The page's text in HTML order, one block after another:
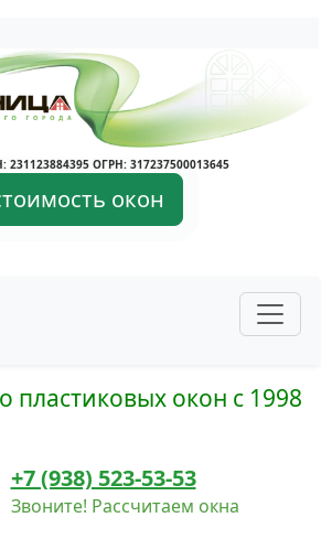
Написать в Max
Написать в Telegram
ОГРН: 317237500013645
окон
пластиковых окон с 1998
+7 (938) 523-53-53
Звоните! Рассчитаем окна